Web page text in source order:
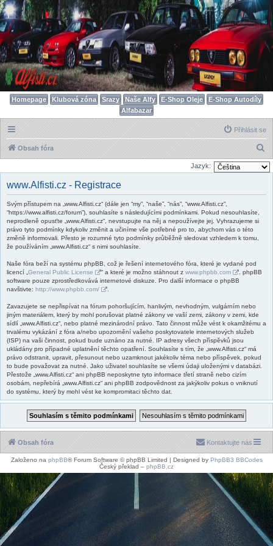
Homepage Klubová zóna Srazy Naše Alfy E-Shop Oleje
E-Shop Autodíly
Alfabazar
Přihlásit se
Obsah fóra
l
Jazyk:
www.Alfisti.cz - Registrace
Svým přístupem na „www.Alfisti.cz“ (dále jen “my”, “naše”, “nás”, “www.Alfisti.cz”,
“https://www.alfisti.cz/forum”), souhlasíte s následujícími podmínkami. Pokud nesouhlasíte,
neprodleně opusťte „www.Alfisti.cz“, nevstupujte na něj a nepoužívejte jej. Vyhrazujeme si
právo tyto podmínky kdykoliv změnit a učiníme vše potřebné pro to, abychom vás o této
změně informovali. Přesto je rozumné tyto podmínky průběžně sledovat vzhledem k tomu,
že používáním „www.Alfisti.cz“ s nimi souhlasíte.
Naše fóra beží na systému phpBB, což je řešení internetového fóra, které je vydané pod
licencí „ General Public License “ a které je možno stáhnout z www.phpbb.com
. phpBB
software pouze zprostředkovává internetové diskuze. Pro další informace o phpBB
navštivte: http://www.phpbb.com/
Zavazujete se nepřispívat na fórum pohoršujícím, hanlivým, nevhodným, vulgárním nebo
jiným materiálem, který by mohl porušovat platné zákony ve vaší zemi, zákony v zemi, kde
sídlí „www.Alfisti.cz“, nebo platné mezinárodní právo. Tato činnost může vést k okamžitému a
trvalému vykázání z fóra a/nebo upozornění vašeho poskytovatele internetových služeb
(ISP) na vaši činnost, pokud bude uznáno za nutné. IP adresy všech příspěvků jsou
ukládány pro případné uplatnění těchto opatření. Souhlasíte s tím, že „www.Alfisti.cz“ má
právo odstranit, upravit, přesunout nebo uzamknout jakékoliv téma nebo příspěvek, pokud
to bude považovat za nutné. Jako uživatel souhlasíte se všemi údaji uloženými v databázi.
Přestože „www.Alfisti.cz“ ani phpBB neposkytne tyto informace třetí straně nebo cizím
osobám, nepřebírá „www.Alfisti.cz“ ani phpBB zodpovědnost za jakýkoliv pokus o vniknutí
do systému, který by mohl vést ke kompromitaci těchto dat.
Obsah fóra Kontaktujte nás
Založeno na phpBB® Forum Software © phpBB Limited | Designed by PhpBB3 BBCodes
Český překlad – phpBB.cz